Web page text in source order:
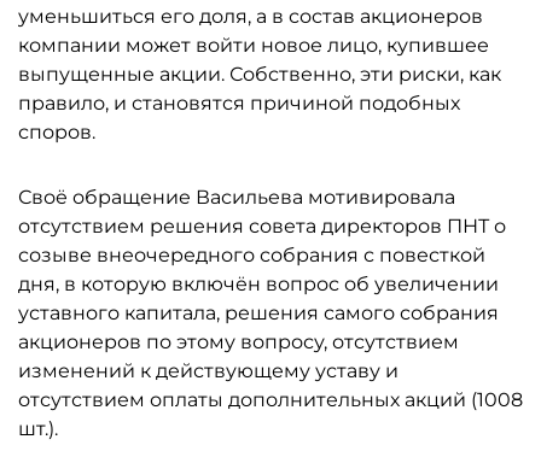
уменьшиться его доля, а в состав акционеров
компании может войти новое лицо, купившее
выпущенные акции. Собственно, эти риски, как
правило, и становятся причиной подобных
споров.
Своё обращение Васильева мотивировала
отсутствием решения совета директоров ПНТ о
созыве внеочередного собрания с повесткой
дня, в которую включён вопрос об увеличении
уставного капитала, решения самого собрания
акционеров по этому вопросу, отсутствием
изменений к действующему уставу и
отсутствием оплаты дополнительных акций (1008
шт.).